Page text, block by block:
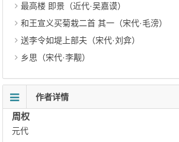
最高楼 即景（近代·吴嘉谟）
和王宣义买菊栽二首 其一（宋代·毛滂）
送李令如堤上部夫（宋代·刘弇）
乡思（宋代·李觏）
作者详情
周权
元代